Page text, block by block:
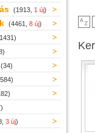
(1913, 1 új)
(4461, 8 új)
(34)
3 új)